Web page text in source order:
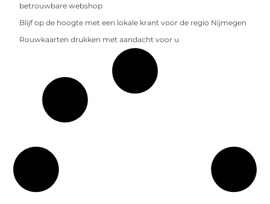
betrouwbare webshop
Blijf op de hoogte met een lokale krant voor de regio Nijmegen
Rouwkaarten drukken met aandacht voor u